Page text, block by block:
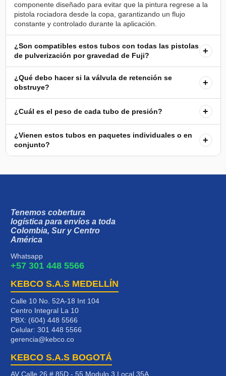
componente diseñado para evitar que la pintura regrese a la
pistola rociadora desde la copa, garantizando un flujo
¿Son compatibles estos tubos con todas las pistolas
de pulverización por gravedad de Fuji?
+
¿Qué debo hacer si la válvula de retención se
obstruye?
+
¿Cuál es el peso de cada tubo de presión? +
¿Vienen estos tubos en paquetes individuales o en
conjunto?
+
Tenemos cobertura
logística para envíos a toda
Colombia, Sur y Centro
América
Whatsapp
+57 301 448 5566
KEBCO S.A.S MEDELLÍN
Calle 10 No. 52A-18 Int 104
Centro Integral La 10
PBX: (604) 448 5566
Celular: 301 448 5566
gerencia@kebco.co
KEBCO S.A.S BOGOTÁ
AV Calle 26 # 85D - 55 Modulo 3 Local 35A